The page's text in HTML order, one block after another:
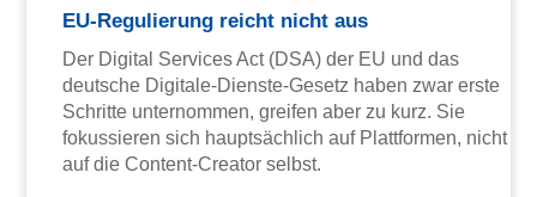
EU-Regulierung reicht nicht aus
Der Digital Services Act (DSA) der EU und das
deutsche Digitale-Dienste-Gesetz haben zwar erste
Schritte unternommen, greifen aber zu kurz. Sie
fokussieren sich hauptsächlich auf Plattformen, nicht
auf die Content-Creator selbst.